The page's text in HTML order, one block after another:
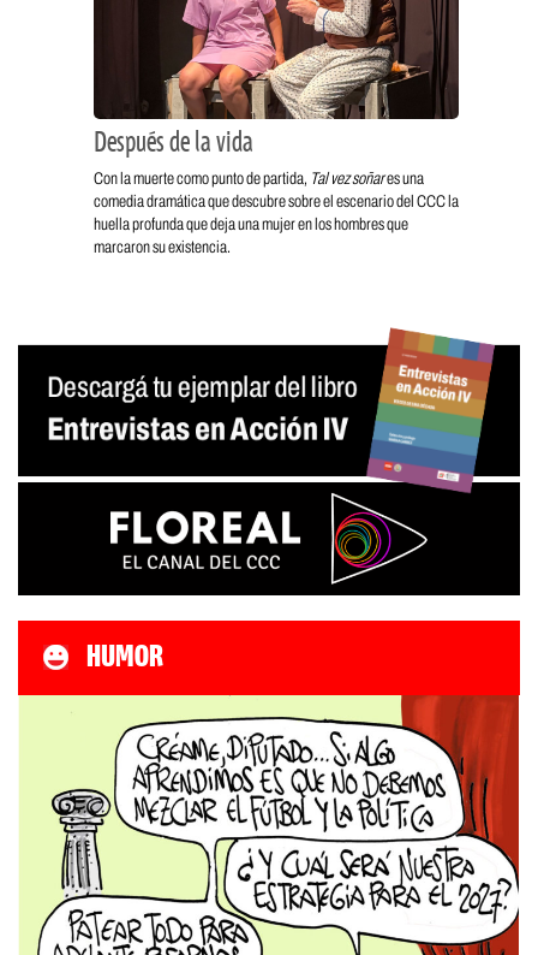
Después de la vida
Con la muerte como punto de partida, Tal vez soñares una
comedia dramática que descubre sobre el escenario del CCC la
huella profunda que deja una mujer en los hombres que
marcaron su existencia.
HUMOR